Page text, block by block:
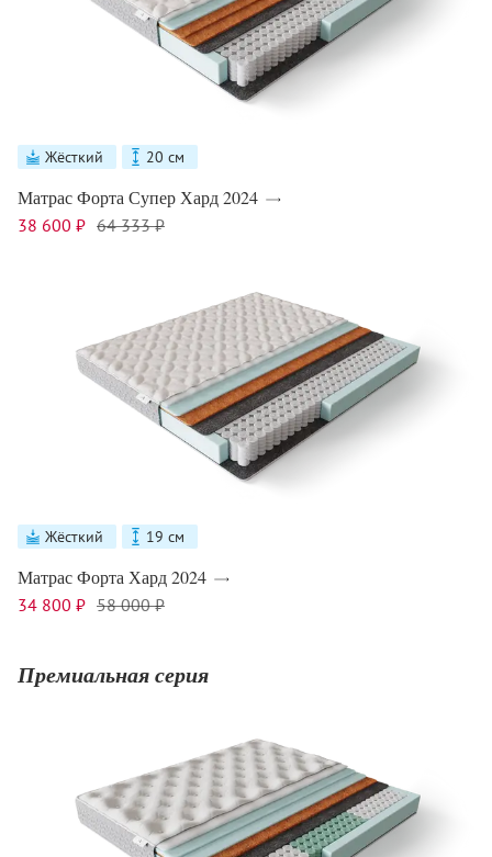
Жёсткий 20 см
Матрас Форта Супер Хард 2024
38 600 ₽ 64 333 ₽
Жёсткий 19 см
Матрас Форта Хард 2024
34 800 ₽ 58 000 ₽
Премиальная серия